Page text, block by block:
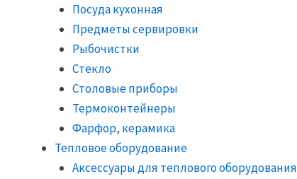
Посуда кухонная
Предметы сервировки
Рыбочистки
Стекло
Столовые приборы
Термоконтейнеры
Фарфор, керамика
Тепловое оборудование
Аксессуары для теплового оборудования